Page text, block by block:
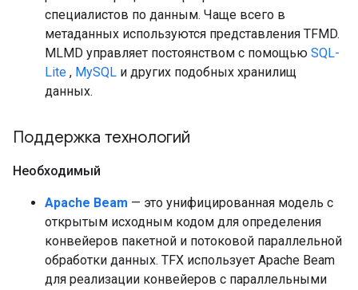
специалистов по данным. Чаще всего в
метаданных используются представления TFMD.
MLMD управляет постоянством с помощью SQL-
Lite , MySQL и других подобных хранилищ
данных.
Поддержка технологий
Необходимый
Apache Beam — это унифицированная модель с
открытым исходным кодом для определения
конвейеров пакетной и потоковой параллельной
обработки данных. TFX использует Apache Beam
для реализации конвейеров с параллельными